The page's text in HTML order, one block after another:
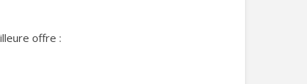
offre :